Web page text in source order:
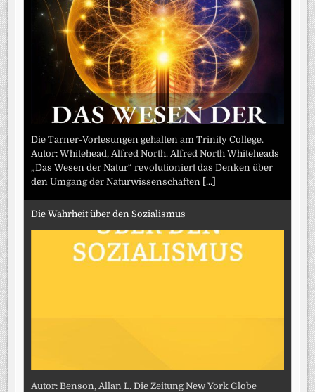
Die Tarner-Vorlesungen gehalten am Trinity College.
Autor: Whitehead, Alfred North. Alfred North Whiteheads
„Das Wesen der Natur“ revolutioniert das Denken über
den Umgang der Naturwissenschaften
[...]
Die Wahrheit über den Sozialismus
Autor: Benson, Allan L. Die Zeitung New York Globe